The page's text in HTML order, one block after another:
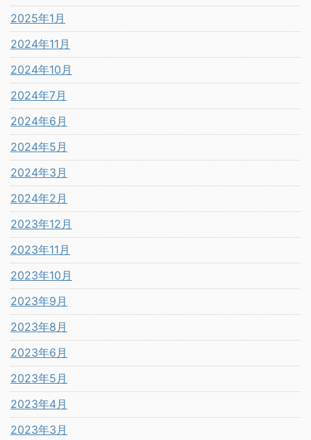
2025年1月
2024年11月
2024年10月
2024年7月
2024年6月
2024年5月
2024年3月
2024年2月
2023年12月
2023年11月
2023年10月
2023年9月
2023年8月
2023年6月
2023年5月
2023年4月
2023年3月